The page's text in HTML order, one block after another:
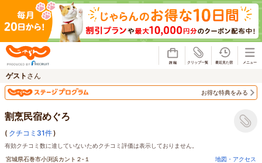
ゲスト さん
お得な特典をみる
割烹民宿めぐろ
( クチコミ31件)
有効クチコミ数に達していないためクチコミ評価は表示しておりません。
宮城県石巻市小渕浜カント２‐１
地図・アクセス